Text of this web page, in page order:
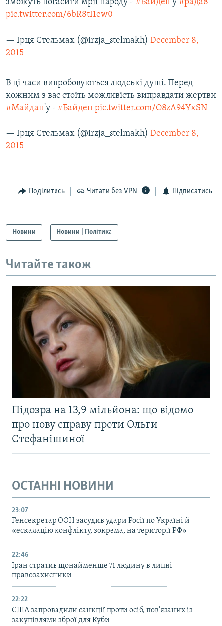
зможуть погасити мрії народу - #Байден у #рада8
pic.twitter.com/6bR8tI1ew0
— Ірця Стельмах (@irzja_stelmakh) December 8,
2015
В ці часи випробовуються людські душі. Перед
кожним з вас стоїть можливість виправдати жертви
#Майдан'у - #Байден pic.twitter.com/O8zA94YxSN
— Ірця Стельмах (@irzja_stelmakh) December 8,
2015
Поділитись Читати без VPN Підписатись
Новини Новини | Політика
Читайте також
Підозра на 13,9 мільйона: що відомо
про нову справу проти Ольги
Стефанішиної
ОСТАННІ НОВИНИ
23:07
Генсекретар ООН засудив удари Росії по Україні й
«ескалацію конфлікту, зокрема, на території РФ»
22:46
Іран стратив щонайменше 71 людину в липні –
правозахисники
22:22
США запровадили санкції проти осіб, пов’язаних із
закупівлями зброї для Куби